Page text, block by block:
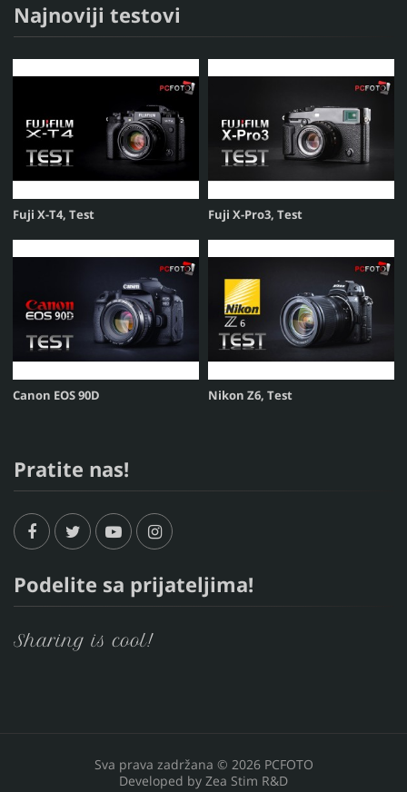
Najnoviji testovi
Fuji X-T4, Test Fuji X-Pro3, Test
Canon EOS 90D Nikon Z6, Test
Pratite nas!
Podelite sa prijateljima!
Sharing is cool!
Sva prava zadržana © 2026 PCFOTO
Developed by Zea Stim R&D